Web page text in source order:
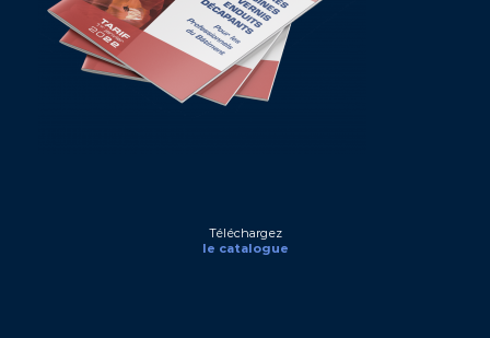
Téléchargez
le catalogue